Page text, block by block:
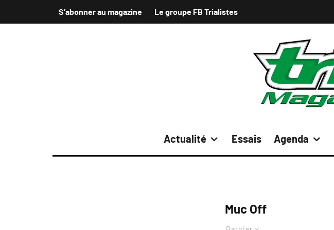
S’abonner au magazine Le groupe FB Trialistes
Actualité Essais Agenda
Muc Off